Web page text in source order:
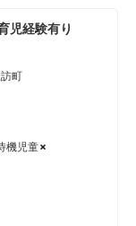
児経験有り
町
機児童